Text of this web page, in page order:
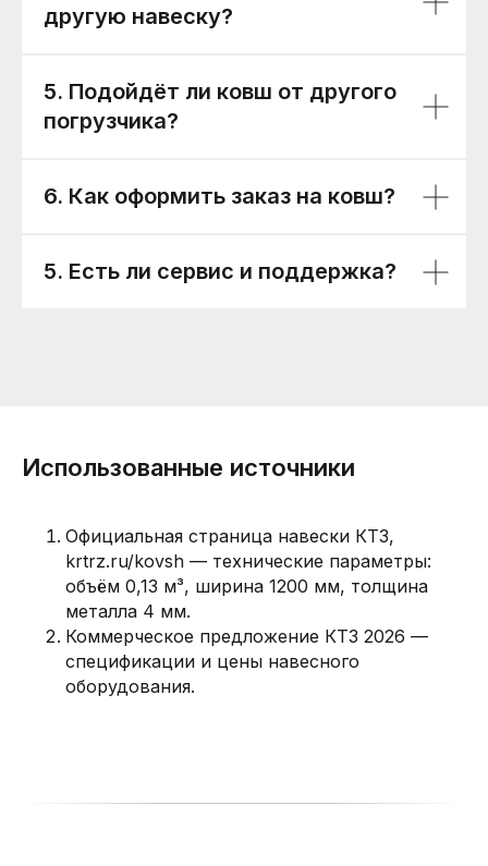
другую навеску?
5. Подойдёт ли ковш от другого
погрузчика?
6. Как оформить заказ на ковш?
5. Есть ли сервис и поддержка?
Использованные источники
Официальная страница навески КТЗ,
krtrz.ru/kovsh — технические параметры:
объём 0,13 м³, ширина 1200 мм, толщина
металла 4 мм.
Коммерческое предложение КТЗ 2026 —
спецификации и цены навесного
оборудования.